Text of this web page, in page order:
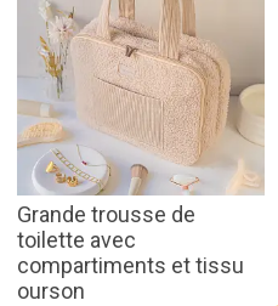
Grande trousse de
toilette avec
compartiments et tissu
ourson